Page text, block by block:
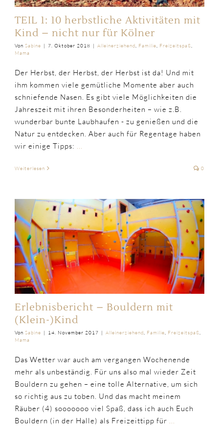
TEIL 1: 10 herbstliche Aktivitäten mit
Kind – nicht nur für Kölner
Von Sabine | 7. Oktober 2018 | Alleinerziehend, Familie, Freizeitspaß,
Mama
Der Herbst, der Herbst, der Herbst ist da! Und mit
ihm kommen viele gemütliche Momente aber auch
schniefende Nasen. Es gibt viele Möglichkeiten die
Jahreszeit mit ihren Besonderheiten – wie z.B.
wunderbar bunte Laubhaufen - zu genießen und die
Natur zu entdecken. Aber auch für Regentage haben
wir einige Tipps: ...
Weiterlesen 0
Erlebnisbericht – Bouldern mit
(Klein-)Kind
Von Sabine | 14. November 2017 | Alleinerziehend, Familie, Freizeitspaß,
Mama
Das Wetter war auch am vergangen Wochenende
mehr als unbeständig. Für uns also mal wieder Zeit
Bouldern zu gehen – eine tolle Alternative, um sich
so richtig aus zu toben. Und das macht meinem
Räuber (4) sooooooo viel Spaß, dass ich auch Euch
Bouldern (in der Halle) als Freizeittipp für ...